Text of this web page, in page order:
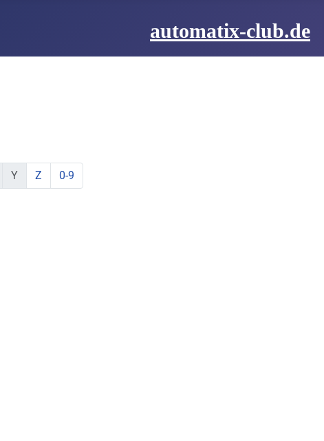
automatix-club.de
mit Buchstabe:
mit Buchstabe:
Elemente mit Buchstabe:
keine Elemente mit Buchstabe:
Y zeige Elemente mit Buchstabe:
Z zeige Elemente mit Buchstabe:
0-9